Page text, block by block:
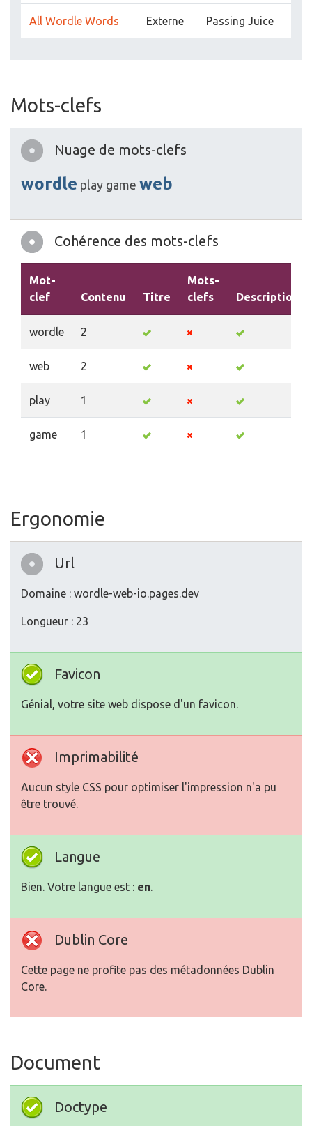
All Wordle Words Externe Passing Juice
Mots-clefs
Nuage de mots-clefs
wordle play game web
Cohérence des mots-clefs
Mot-
clef
Contenu Titre
Mots-
clefs
Description
wordle 2
web 2
play 1
game 1
Ergonomie
Url
Domaine : wordle-web-io.pages.dev
Longueur : 23
Favicon
Génial, votre site web dispose d'un favicon.
Imprimabilité
Aucun style CSS pour optimiser l'impression n'a pu
être trouvé.
Langue
Bien. Votre langue est : en.
Dublin Core
Cette page ne profite pas des métadonnées Dublin
Core.
Document
Doctype